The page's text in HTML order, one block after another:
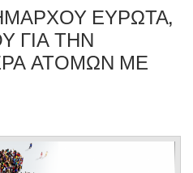
ΕΥΡΩΤΑ,
ΓΙΑ ΤΗΝ
ΑΤΟΜΩΝ ΜΕ